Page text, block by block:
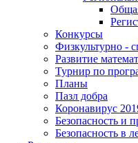
Конкурсы
Физкультурно -
Развитие
Турнир по
Планы
Пазл добра
Коронавирус
Безопасность и
Безопасность в